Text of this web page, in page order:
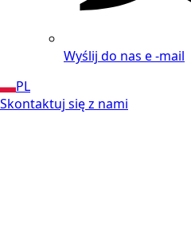
Wyślij do nas e -mail
PL
Skontaktuj się z nami